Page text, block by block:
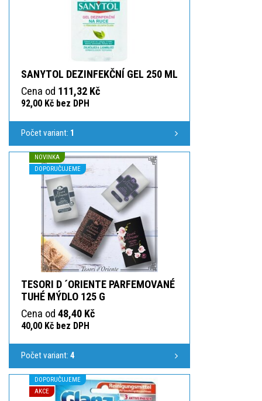
SANYTOL DEZINFEKČNÍ GEL 250 ML
Cena od 111,32 Kč
92,00 Kč bez DPH
Počet variant: 1
NOVINKA
DOPORUČUJEME
TESORI D ´ORIENTE PARFEMOVANÉ
TUHÉ MÝDLO 125 G
Cena od 48,40 Kč
40,00 Kč bez DPH
Počet variant: 4
DOPORUČUJEME
AKCE